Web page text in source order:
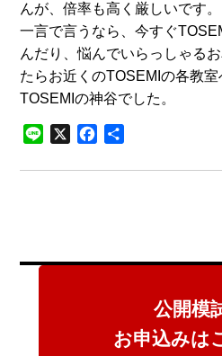
んが、倍率も高く厳しいです。
一言で言うなら、今すぐ
んだり、悩んでいらっしゃる
たらお近くのTOSEMIの各教室
TOSEMIの神谷でした。
Line X Facebook
公開模
お申込みは